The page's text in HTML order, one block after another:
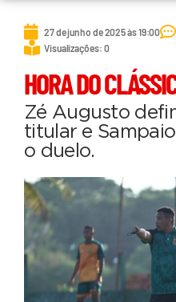
27 de junho de 2025 às 19:00
Visualizações: 0
HORA DO
Zé Augusto
titular e
o duelo.